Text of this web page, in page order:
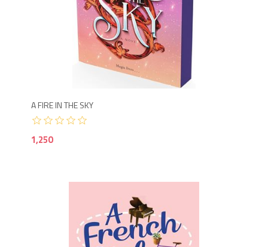
A FIRE IN THE SKY
1,250